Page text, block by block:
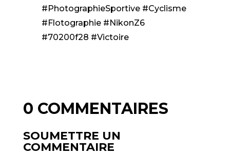
#PhotographieSportive #Cyclisme
#Flotographie #NikonZ6
#70200f28 #Victoire
0 COMMENTAIRES
SOUMETTRE UN
COMMENTAIRE